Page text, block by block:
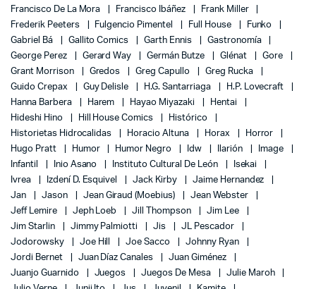
Francisco De La Mora
Francisco Ibáñez
Frank Miller
Frederik Peeters
Fulgencio Pimentel Full House
Funko
Gabriel Bá
Gallito Comics Garth Ennis
Gastronomía
George Perez
Gerard Way Germán Butze Glénat
Gore
Grant Morrison
Gredos Greg Capullo
Greg Rucka
Guido Crepax
Guy Delisle H.G. Santarriaga
H.P. Lovecraft
Hanna Barbera
Harem Hayao Miyazaki
Hentai
Hideshi Hino
Hill House Comics
Histórico
Historietas Hidrocalidas
Horacio Altuna Horax
Horror
Hugo Pratt
Humor Humor Negro Idw Ilarión
Image
Infantil
Inio Asano Instituto Cultural De León
Isekai
Ivrea
Izdení D. Esquivel Jack Kirby
Jaime Hernandez
Jan
Jason Jean Giraud (Moebius)
Jean Webster
Jeff Lemire
Jeph Loeb Jill Thompson
Jim Lee
Jim Starlin
Jimmy Palmiotti Jis
JL Pescador
Jodorowsky
Joe Hill Joe Sacco
Johnny Ryan
Jordi Bernet
Juan Díaz Canales
Juan Giménez
Juanjo Guarnido
Juegos Juegos De Mesa
Julie Maroh